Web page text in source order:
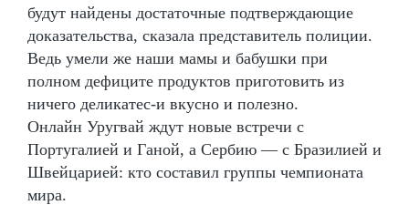
будут найдены достаточные подтверждающие
доказательства, сказала представитель полиции.
Ведь умели же наши мамы и бабушки при
полном дефиците продуктов приготовить из
ничего деликатес-и вкусно и полезно.
Онлайн Уругвай ждут новые встречи с
Португалией и Ганой, а Сербию — с Бразилией и
Швейцарией: кто составил группы чемпионата
мира.